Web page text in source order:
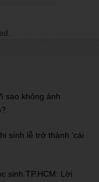
sao không ảnh
sính lễ trở thành ‘cái
sinh TP.HCM: Lời